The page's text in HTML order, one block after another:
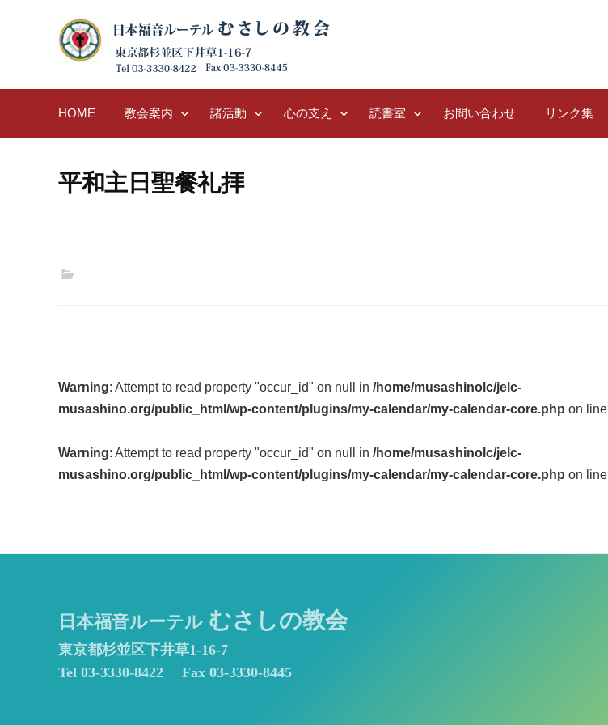
HOME 教会案内 諸活動 心の支え 読書室 お問い合わせ リンク集
平和主日聖餐礼拝
navigation
Warning: Attempt to read property "occur_id" on null in /home/musashinolc/jelc-
musashino.org/public_html/wp-content/plugins/my-calendar/my-calendar-core.php on line
Warning: Attempt to read property "occur_id" on null in /home/musashinolc/jelc-
musashino.org/public_html/wp-content/plugins/my-calendar/my-calendar-core.php on line
日本福音ルーテル むさしの教会
東京都杉並区下井草1-16-7
Tel 03-3330-8422
Fax 03-3330-8445